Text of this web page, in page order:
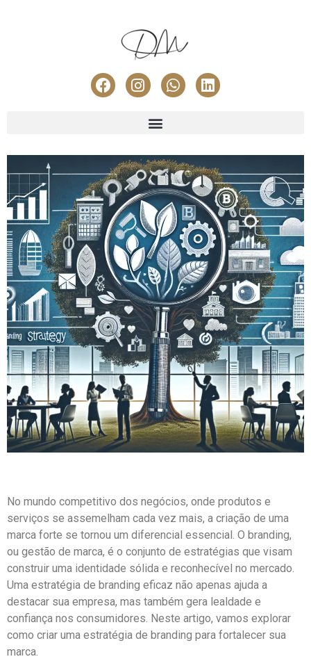
No mundo competitivo dos negócios, onde produtos e
serviços se assemelham cada vez mais, a criação de uma
marca forte se tornou um diferencial essencial. O branding,
ou gestão de marca, é o conjunto de estratégias que visam
construir uma identidade sólida e reconhecível no mercado.
Uma estratégia de branding eficaz não apenas ajuda a
destacar sua empresa, mas também gera lealdade e
confiança nos consumidores. Neste artigo, vamos explorar
como criar uma estratégia de branding para fortalecer sua
marca.